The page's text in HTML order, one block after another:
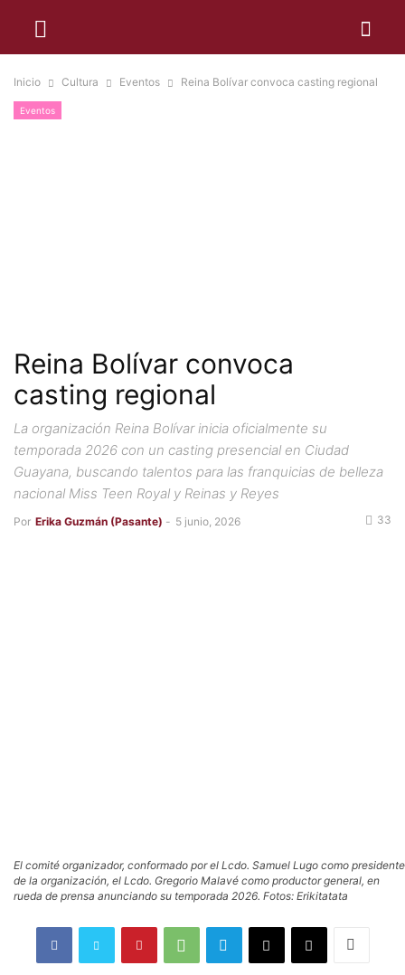
Inicio Cultura Eventos Reina Bolívar convoca casting regional
Eventos
Reina Bolívar convoca
casting regional
La organización Reina Bolívar inicia oficialmente su
temporada 2026 con un casting presencial en Ciudad
Guayana, buscando talentos para las franquicias de belleza
nacional Miss Teen Royal y Reinas y Reyes
Por Erika Guzmán (Pasante) - 5 junio, 2026 33
El comité organizador, conformado por el Lcdo. Samuel Lugo como presidente
de la organización, el Lcdo. Gregorio Malavé como productor general, en
rueda de prensa anunciando su temporada 2026. Fotos: Erikitatata